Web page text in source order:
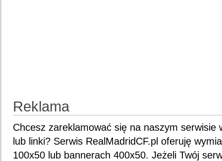
Reklama
Chcesz zareklamować się na naszym serwisie
lub linki? Serwis RealMadridCF.pl oferuję
100x50 lub bannerach 400x50. Jeżeli Twój